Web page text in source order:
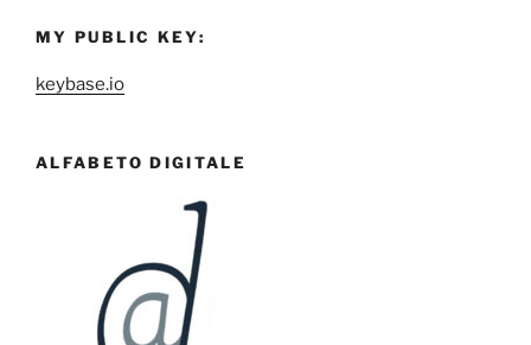
MY PUBLIC KEY:
keybase.io
ALFABETO DIGITALE